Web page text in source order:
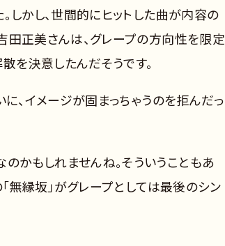
。しかし、世間的にヒットした曲が内容の
田正美さんは、グレープの方向性を限定
を決意したんだそうです。
に、イメージが固まっちゃうのを拒んだっ
かもしれませんね。そういうこともあ
無縁坂」がグレープとしては最後のシン